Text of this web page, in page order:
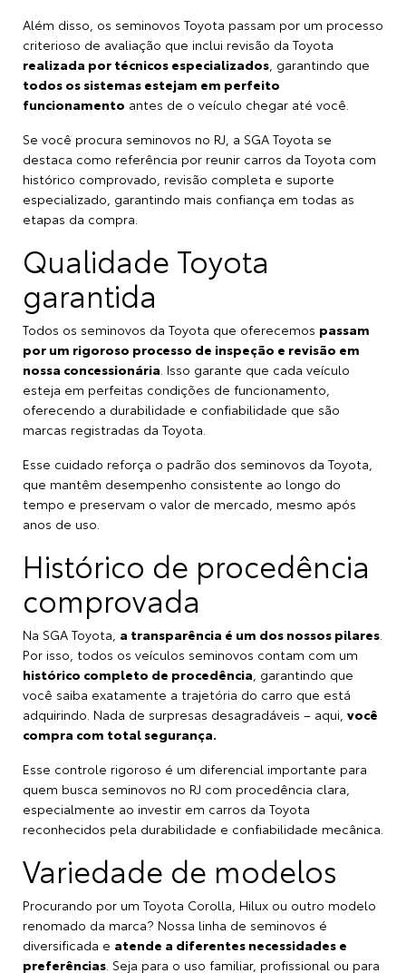
Além disso, os seminovos Toyota passam por um processo
criterioso de avaliação que inclui revisão da Toyota
realizada por técnicos especializados , garantindo que
todos os sistemas estejam em perfeito
funcionamento antes de o veículo chegar até você.
Se você procura seminovos no RJ, a SGA Toyota se
destaca como referência por reunir carros da Toyota com
histórico comprovado, revisão completa e suporte
especializado, garantindo mais confiança em todas as
etapas da compra.
Qualidade Toyota
garantida
Todos os seminovos da Toyota que oferecemos passam
por um rigoroso processo de inspeção e revisão em
nossa concessionária . Isso garante que cada veículo
esteja em perfeitas condições de funcionamento,
oferecendo a durabilidade e confiabilidade que são
marcas registradas da Toyota.
Esse cuidado reforça o padrão dos seminovos da Toyota,
que mantêm desempenho consistente ao longo do
tempo e preservam o valor de mercado, mesmo após
anos de uso.
Histórico de procedência
comprovada
Na SGA Toyota, a transparência é um dos nossos pilares
Por isso, todos os veículos seminovos contam com um
histórico completo de procedência , garantindo que
você saiba exatamente a trajetória do carro que está
adquirindo. Nada de surpresas desagradáveis – aqui, você
compra com total segurança.
Esse controle rigoroso é um diferencial importante para
quem busca seminovos no RJ com procedência clara,
especialmente ao investir em carros da Toyota
reconhecidos pela durabilidade e confiabilidade mecânica.
Variedade de modelos
Procurando por um Toyota Corolla, Hilux ou outro modelo
renomado da marca? Nossa linha de seminovos é
diversificada e atende a diferentes necessidades e
preferências . Seja para o uso familiar, profissional ou para